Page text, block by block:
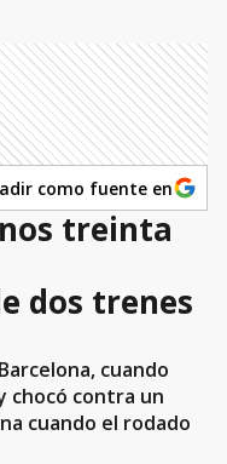
como fuente en
treinta
dos trenes
cuando
chocó contra un
cuando el rodado